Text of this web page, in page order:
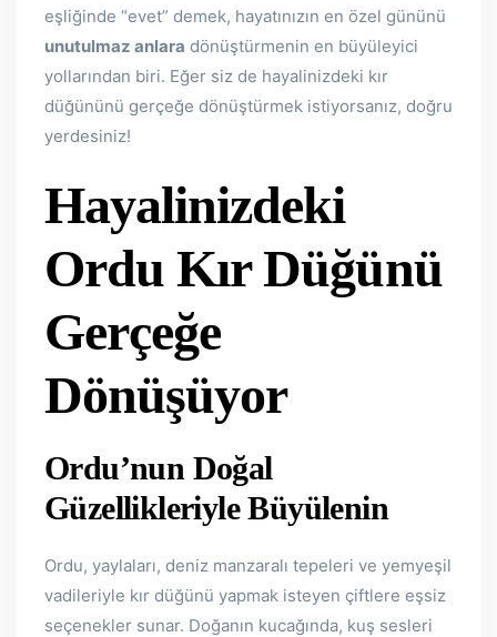
eşliğinde “evet” demek, hayatınızın en özel gününü
unutulmaz anlara dönüştürmenin en büyüleyici
yollarından biri. Eğer siz de hayalinizdeki kır
düğününü gerçeğe dönüştürmek istiyorsanız, doğru
yerdesiniz!
Hayalinizdeki
Ordu Kır Düğünü
Gerçeğe
Dönüşüyor
Ordu’nun Doğal
Güzellikleriyle Büyülenin
Ordu, yaylaları, deniz manzaralı tepeleri ve yemyeşil
vadileriyle kır düğünü yapmak isteyen çiftlere eşsiz
seçenekler sunar. Doğanın kucağında, kuş sesleri